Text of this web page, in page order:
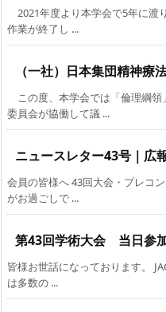
2021年度より本学会で5年に渡
作業が終了し ...
（一社）日本集団精神療
この度、本学会では「倫理綱
委員会が協働して議 ...
ニュースレター43号｜広
会員の皆様へ 43回大会・プレコ
がお過ごしで ...
第43回学術大会 当日参
皆様お世話になっております。
は多数の ...